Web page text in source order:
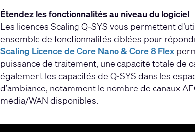
Étendez les fonctionnalités au niveau du logiciel
Les licences Scaling Q-SYS vous permettent
ensemble de fonctionnalités ciblées pour
Scaling Licence de Core Nano & Core 8 Flex
puissance de traitement, une capacité totale de
également les capacités de Q-SYS dans les
d’ambiance, notamment le nombre de canaux
média/WAN disponibles.